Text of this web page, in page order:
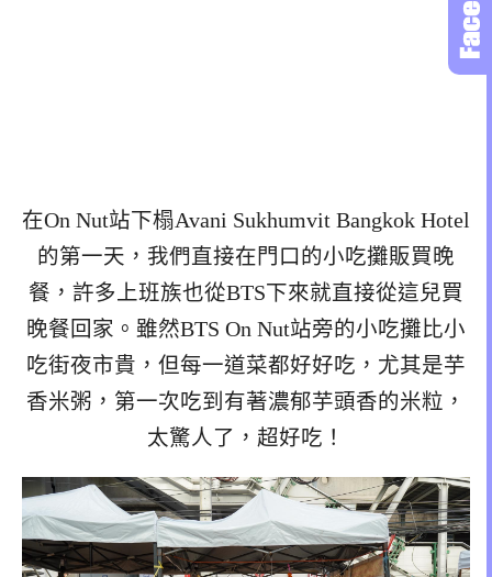
在On Nut站下榻Avani Sukhumvit Bangkok Hotel
的第一天，我們直接在門口的小吃攤販買晚
餐，許多上班族也從BTS下來就直接從這兒買
晚餐回家。雖然BTS On Nut站旁的小吃攤比小
吃街夜市貴，但每一道菜都好好吃，尤其是芋
香米粥，第一次吃到有著濃郁芋頭香的米粒，
太驚人了，超好吃！